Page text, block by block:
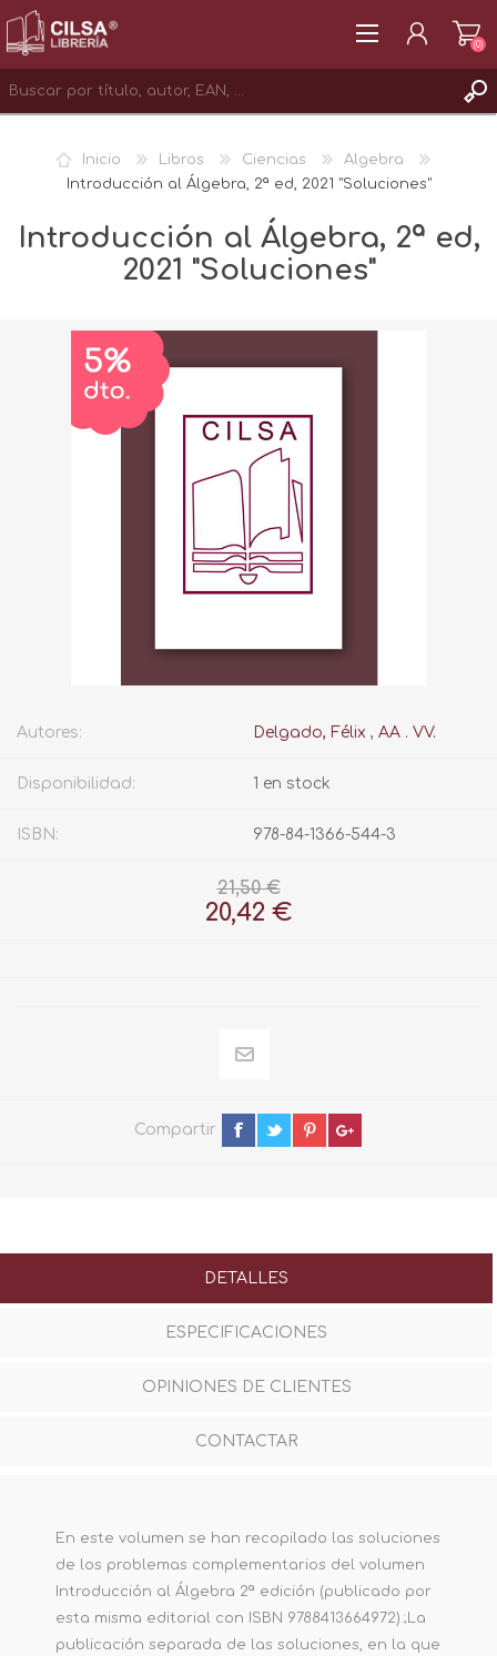
INICIAR SESIÓN
(0)
Inicio Libros Ciencias
Algebra
Introducción al Álgebra, 2ª ed, 2021 "Soluciones"
Introducción al Álgebra, 2ª ed,
2021 "Soluciones"
Autores: Delgado, Félix , AA . VV.
Disponibilidad: 1 en stock
ISBN: 978-84-1366-544-3
21,50 €
20,42 €
Compartir
DETALLES
ESPECIFICACIONES
OPINIONES DE CLIENTES
CONTACTAR
En este volumen se han recopilado las soluciones
de los problemas complementarios del volumen
Introducción al Álgebra 2ª edición (publicado por
esta misma editorial con ISBN 9788413664972).;La
publicación separada de las soluciones, en la que